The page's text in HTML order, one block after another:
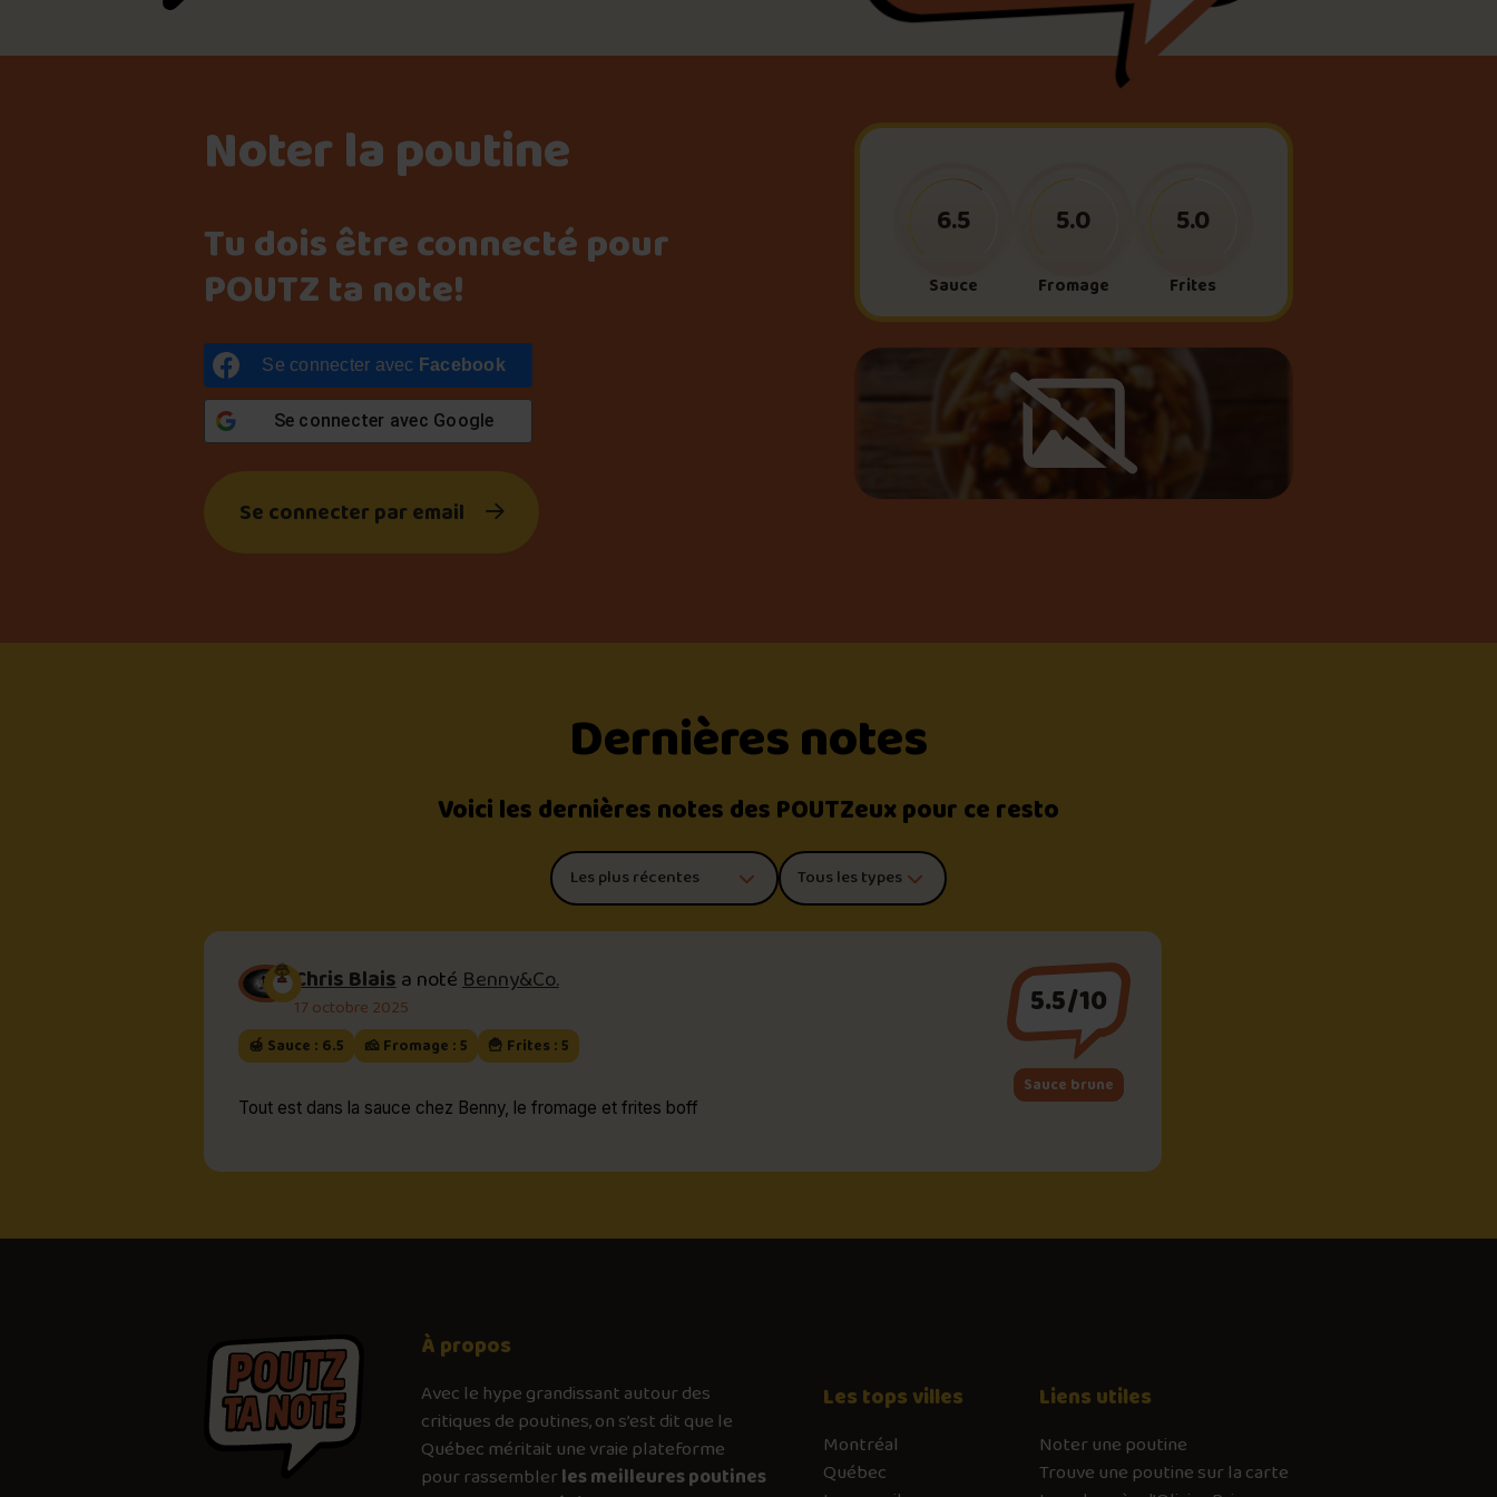
Le palmarès d’Olivier Primeau
Foire aux questions
Noter la poutine
Tu dois être connecté pour
POUTZ ta note!
Se connecter avec Facebook
Se connecter avec Google
Se connecter par email
Sauce
6.5
Fromage
5.0
Frites
5.0
Dernières notes
Voici les dernières notes des POUTZeux pour ce resto
Trier les commentaires
Filtrer par type de poutine
Chris Blaisa notéBenny&Co.
17 octobre 2025
🍯 Sauce : 6.5 🧀 Fromage : 5 🍟 Frites : 5
5.5/10
Sauce brune
Tout est dans la sauce chez Benny, le fromage et frites boff
À propos
Avec lehypegrandissant autour des
critiques de poutines, on s’est dit que le
Québec méritait une vraie plateforme
pour rassemblerles meilleures poutines
Les tops villes
Montréal
Québec
Liens utiles
Noter une poutine
Trouve une poutine sur la carte